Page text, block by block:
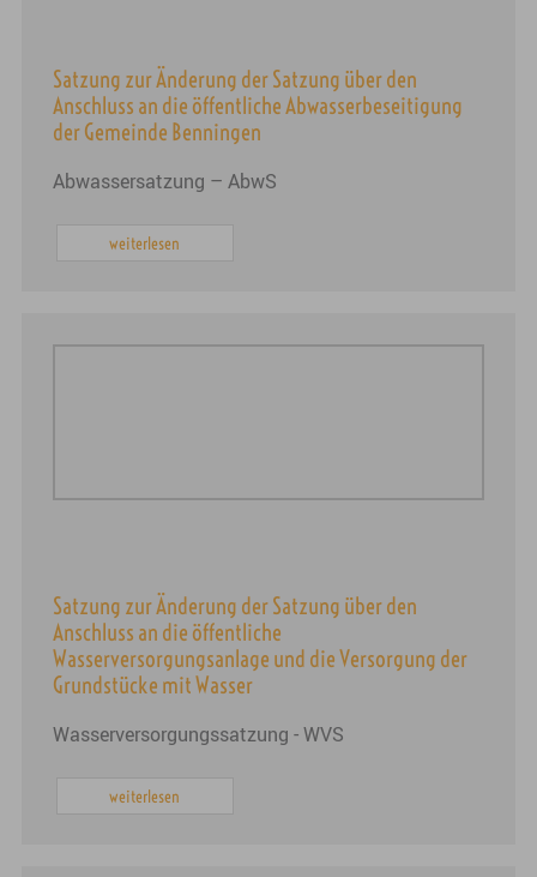
Satzung zur Änderung der Satzung über den
Anschluss an die öffentliche Abwasserbeseitigung
der Gemeinde Benningen
Abwassersatzung – AbwS
weiterlesen
Satzung zur Änderung der Satzung über den
Anschluss an die öffentliche
Wasserversorgungsanlage und die Versorgung der
Grundstücke mit Wasser
Wasserversorgungssatzung - WVS
weiterlesen